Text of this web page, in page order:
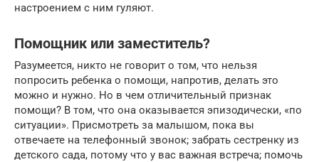
настроением с ним гуляют.
Помощник или заместитель?
Разумеется, никто не говорит о том, что нельзя
попросить ребенка о помощи, напротив, делать это
можно и нужно. Но в чем отличительный признак
помощи? В том, что она оказывается эпизодически, «по
ситуации». Присмотреть за малышом, пока вы
отвечаете на телефонный звонок; забрать сестренку из
детского сада, потому что у вас важная встреча; помочь